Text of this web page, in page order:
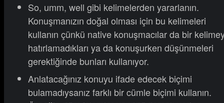
So, umm, well gibi kelimelerden yararlanın.
Konuşmanızın doğal olması için bu kelimeleri
kullanın çünkü native konuşmacılar da bir
hatırlamadıkları ya da konuşurken düşünmeleri
gerektiğinde bunları kullanıyor.
Anlatacağınız konuyu ifade edecek biçimi
bulamadıysanız farklı bir cümle biçimi kullanın.